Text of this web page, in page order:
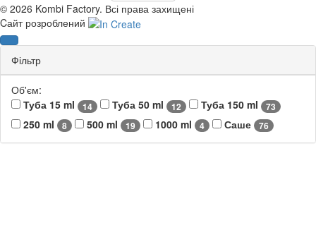
© 2026 Kombi Factory. Всі права захищені
Cайт розроблений
Фільтр
Об'єм:
Туба 15 ml
14 Туба 50 ml 12 Туба 150 ml 73
250 ml 8 500 ml 19 1000 ml 4 Саше 76